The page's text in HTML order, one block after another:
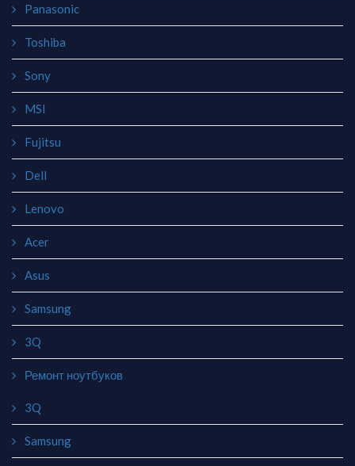
Panasonic
Toshiba
Sony
MSI
Fujitsu
Dell
Lenovo
Acer
Asus
Samsung
3Q
Ремонт ноутбуков
3Q
Samsung